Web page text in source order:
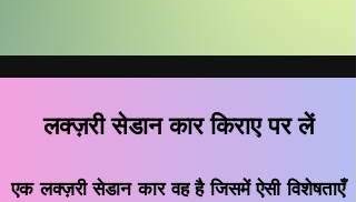
एक लक्ज़री सेडान कार वह है जिसमें ऐसी विशेषताएँ
लक्ज़री सेडान कार किराए पर लें